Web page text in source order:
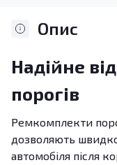
Опис
Надійне
порогів
Ремкомплекти
дозволяють
автомобіля після